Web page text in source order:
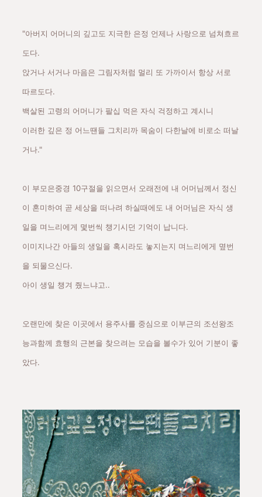
"아버지 어머니의 깊고도 지극한 은정 언제나 사랑으로 넘쳐흐르
도다.
앉거나 서거나 마음은 그림자처럼 멀리 또 가까이서 항상 서로
따르도다.
백살된 고령의 어머니가 팔십 먹은 자식 걱정하고 계시니
이러한 깊은 정 어느땐들 그치리까 목숨이 다한날에 비로소 떠날
거나."
이 부모은중경 10구절을 읽으면서 오래전에 내 어머님께서 정신
이 혼미하여 곧 세상을 떠나려 하실때에도 내 어머님은 자식 생
일을 며느리에게 몇번씩 챙기시던 기억이 납니다.
이미지나간 아들의 생일을 혹시라도 놓지는지 며느리에게 몊번
을 되물으신다.
아이 생일 챙겨 줬느냐고..
오랜만에 찾은 이곳에서 용주사를 중심으로 이부근의 조선왕조
능과함께 효행의 근본을 찾으려는 모습을 볼수가 있어 기분이 좋
았다.